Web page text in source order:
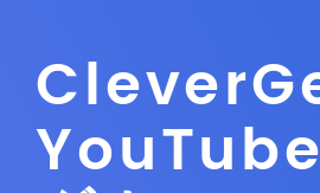
Clever